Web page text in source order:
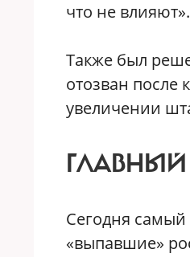
что не влияют».
Также был
отозван после
увеличении
Сегодня
«выпавшие»